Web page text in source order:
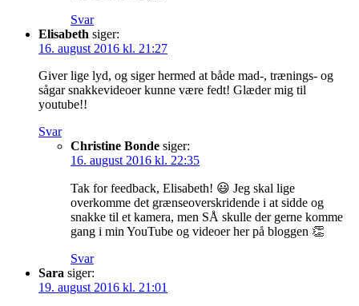
Svar
Elisabeth siger:
16. august 2016 kl. 21:27
Giver lige lyd, og siger hermed at både mad-, trænings- og
sågar snakkevideoer kunne være fedt! Glæder mig til
youtube!!
Svar
Christine Bonde siger:
16. august 2016 kl. 22:35
Tak for feedback, Elisabeth! 😃 Jeg skal lige
overkomme det grænseoverskridende i at sidde og
snakke til et kamera, men SÅ skulle der gerne komme
gang i min YouTube og videoer her på bloggen 👏
Svar
Sara siger:
19. august 2016 kl. 21:01